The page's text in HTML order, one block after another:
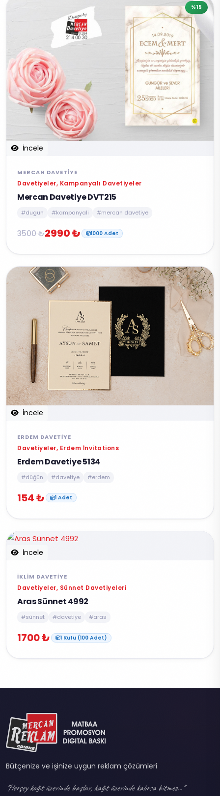
İncele
%15
MERCAN DAVETIYE
Davetiyeler, Kampanyalı Davetiyeler
Mercan Davetiye DVT215
#dugun #kampanyali #mercan davetiye
3500 ₺2990 ₺ 1000 Adet
İncele
ERDEM DAVETIYE
Davetiyeler, Erdem İnvitations
Erdem Davetiye 5134
#düğün #davetiye #erdem
154 ₺ 1 Adet
İncele
İKLIM DAVETIYE
Davetiyeler, Sünnet Davetiyeleri
Aras Sünnet 4992
#sünnet #davetiye #aras
1700 ₺ 1 Kutu (100 Adet)
Bütçenize ve işinize uygun reklam çözümleri
"Herşey kağıt üzerinde başlar, kağıt üzerinde kalırsa bitmez..."